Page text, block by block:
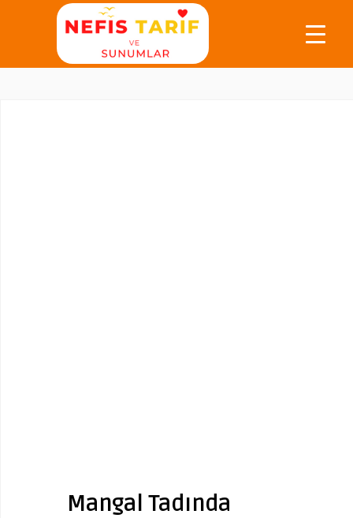
Mangal Tadında